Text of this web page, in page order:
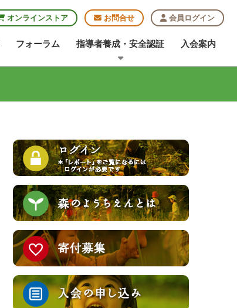
オンラインストア お問合せ 会員ログイン
フォーラム 指導者養成・安全認証 入会案内